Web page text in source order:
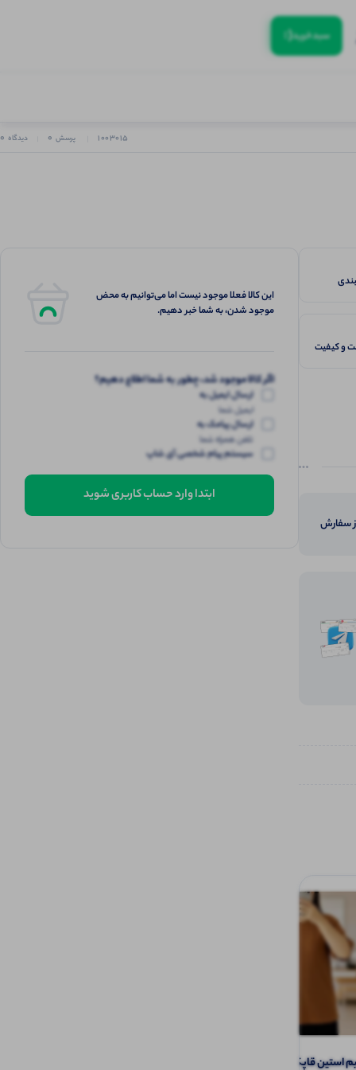
سبد‌خرید(:
1003015 پرسش 0 دیدگاه 0
و کیفیت
سفارش
این کالا فعلا موجود نیست اما می‌توانیم به محض
موجود شدن، به شما خبر دهیم.
اگر کالا موجود شد، چطور به شما اطلاع دهیم؟
ارسال ایمیل به
ایمیل شما
ارسال پیامک به
تلفن همراه شما
سیستم پیام شخصی آی شاپ
ابتدا وارد حساب کاربری شوید